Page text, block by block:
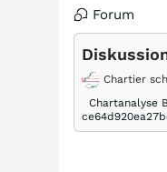
Forum
Chartier
Chartanalyse